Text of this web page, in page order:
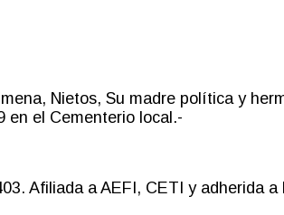
Nietos, Su madre política y
en el Cementerio local.-
Afiliada a AEFI, CETI y adherida a